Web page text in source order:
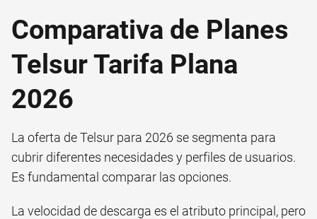
Comparativa de Planes
Telsur Tarifa Plana
2026
La oferta de Telsur para 2026 se segmenta para
cubrir diferentes necesidades y perfiles de usuarios.
Es fundamental comparar las opciones.
La velocidad de descarga es el atributo principal, pero